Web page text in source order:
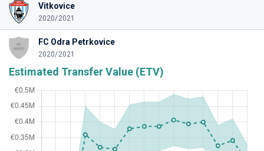
Vitkovice
2020/2021
FC Odra Petrkovice
2020/2021
Estimated Transfer Value (ETV)